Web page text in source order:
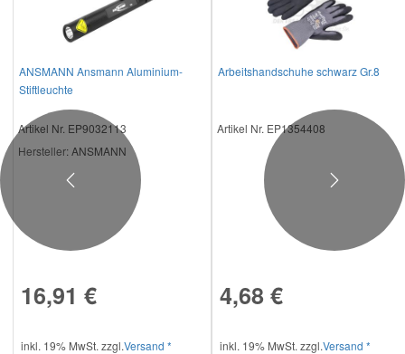
ANSMANN Ansmann Aluminium-
Stiftleuchte
Artikel Nr. EP9032113
Hersteller: ANSMANN
16,91 €
inkl. 19% MwSt. zzgl.Versand *
Arbeitshandschuhe schwarz Gr.8
Artikel Nr. EP1354408
4,68 €
inkl. 19% MwSt. zzgl.Versand *
Previous Next